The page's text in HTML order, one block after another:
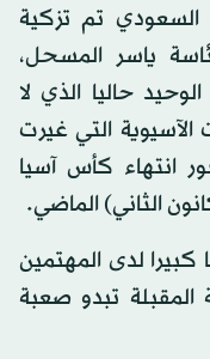
السعودي تم تزكية
ياسر المسحل،
حاليا الذي لا
التي غيرت
انتهاء كأس آسيا
الثاني) الماضي.
لدى المهتمين
تبدو صعبة